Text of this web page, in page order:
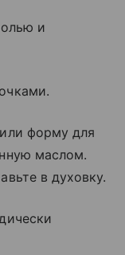
и
форму для
маслом.
в духовку.